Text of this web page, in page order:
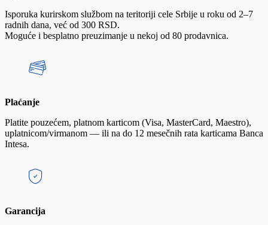
Isporuka kurirskom službom na teritoriji cele Srbije u roku od 2–7
radnih dana, već od 300 RSD.
Moguće i besplatno preuzimanje u nekoj od 80 prodavnica.
Plaćanje
Platite pouzećem, platnom karticom (Visa, MasterCard, Maestro),
uplatnicom/virmanom — ili na do 12 mesečnih rata karticama Banca
Intesa.
Garancija